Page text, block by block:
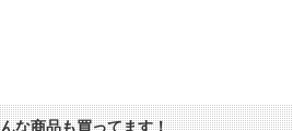
な商品も買ってます！